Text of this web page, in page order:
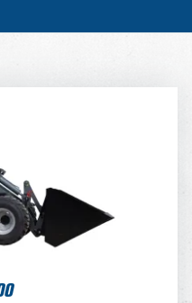
TARIF MENSUEL